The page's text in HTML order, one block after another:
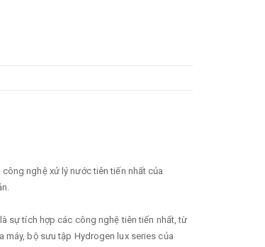
nghệ xử lý nước tiên tiến nhất của
sự tích hợp các công nghệ tiên tiến nhất, từ
máy, bộ sưu tập Hydrogen lux series của